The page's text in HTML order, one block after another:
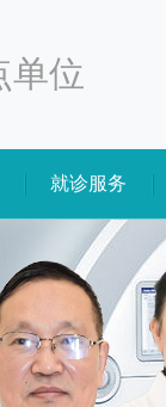
单位
就诊服务